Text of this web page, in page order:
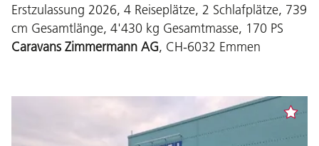
Erstzulassung 2026, 4 Reiseplätze, 2 Schlafplätze, 739
cm Gesamtlänge, 4'430 kg Gesamtmasse, 170 PS
Caravans Zimmermann AG, CH-6032 Emmen